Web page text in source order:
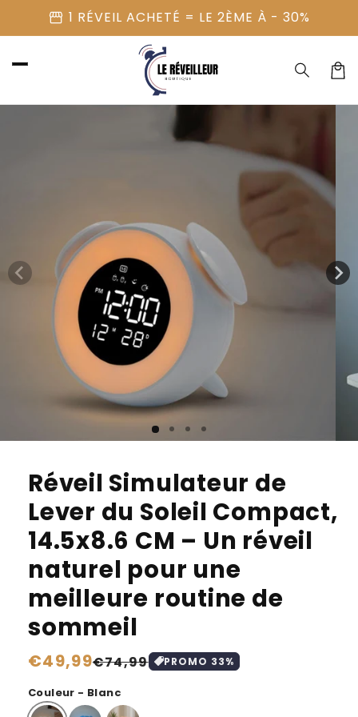
passer
au
storefront 1 RÉVEIL ACHETÉ = LE 2ÈME À - 30%
Panier
aux
Réveil Simulateur de
Lever du Soleil Compact,
14.5x8.6 CM – Un réveil
naturel pour une
meilleure routine de
sommeil
Prix
habituel
€49,99
Prix
soldé
€74,99 PROMO 33%
Couleur - Blanc